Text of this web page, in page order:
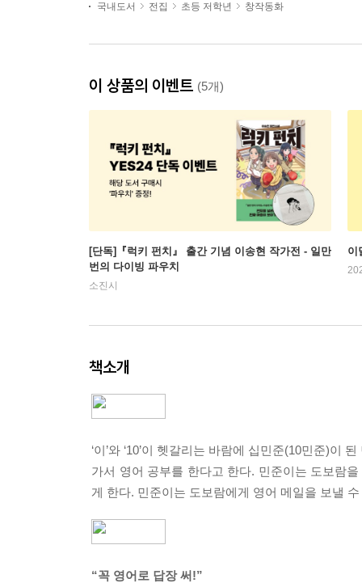
국내도서 전집 초등 저학년 창작동화
이 상품의 이벤트 (5개)
[단독]『럭키 펀치』 출간 기념 이송현 작가전 - 일만
번의 다이빙 파우치
소진시
이
책소개
‘이’와 ‘10’이 헷갈리는 바람에 십민준(10민준)
가서 영어 공부를 한다고 한다. 민준이는 도보람
게 한다. 민준이는 도보람에게 영어 메일을 보낼
“꼭 영어로 답장 써!”